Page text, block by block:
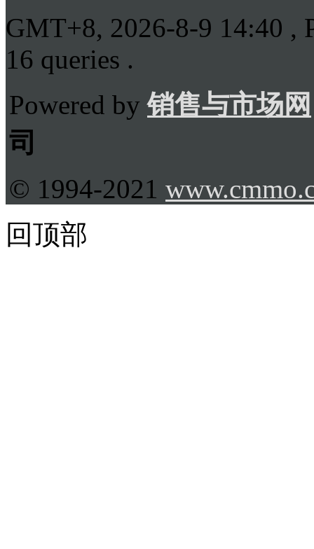
GMT+8, 2026-8-9 14:40 ,
16 queries .
Powered by销售与市场网
司
© 1994-2021
回顶部